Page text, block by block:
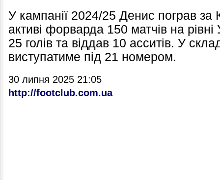
У кампанії 2024/25 Денис пограв
активі форварда 150 матчів на
25 голів та віддав 10 асситів. У
виступатиме під 21 номером.
30 липня 2025 21:05
http://footclub.com.ua